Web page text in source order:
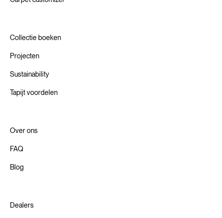
Collectie boeken
Projecten
Sustainability
Tapijt voordelen
Over ons
FAQ
Blog
Dealers